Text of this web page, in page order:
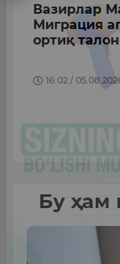
Вазирлар
Миграция
ортиқ
16:02 /
Бу ҳам